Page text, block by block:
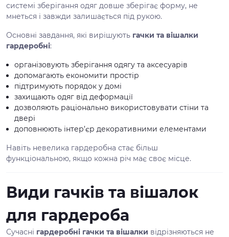
системі зберігання одяг довше зберігає форму, не
мнеться і завжди залишається під рукою.
Основні завдання, які вирішують гачки та вішалки
гардеробні:
організовують зберігання одягу та аксесуарів
допомагають економити простір
підтримують порядок у домі
захищають одяг від деформації
дозволяють раціонально використовувати стіни та
двері
доповнюють інтер’єр декоративними елементами
Навіть невелика гардеробна стає більш
функціональною, якщо кожна річ має своє місце.
Види гачків та вішалок
для гардероба
Сучасні гардеробні гачки та вішалки відрізняються не